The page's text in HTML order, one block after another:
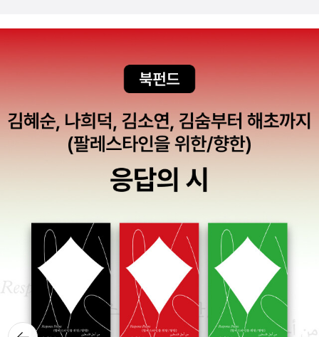
조르바는 청년 시절에 ‘조국’이라는 광기에 휩쓸려 온갖 잔인한 짓을
저지르지만, 어느 순간 자신의 모습을 되돌아보고 이념에 질려 코미
타지의 삶을 포기한다. 그리고 나이가 들어서는 과거도 미래도 잊고
현재만을 직시한다. 슬프면 울고, 기쁘면 웃으며, 그래도 감정을 다 분
출할 수 없으면 춤을 춘다. 자유며 인생을 논하는 것은 자칫 뜬구름 잡
는 소리로 들릴 수도 있지만, 조르바의 이야기에는 설득력 있는 깊은
복의 의미와 가치를 일깨워주는 조르바의 가르침 역설적이지만, 자유
를 노래한 이 작품은 그리스가 독일 나치군의 지배를 받던 1943년에
완성되어 제2차 세계대전이 끝난 직후인 1946년에 아테네에서 출간
되었다. 유럽인들은 오랫동안 종교, 이념 혹은 경제적 이익에 따라 편
을 갈라 전쟁을 벌인 탓에 육체적ㆍ정신적으로 매우 피폐해진 상태였
뒤로가